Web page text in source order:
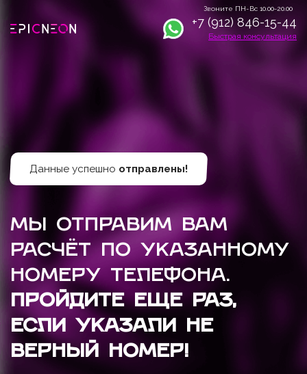
Звоните ПН-Вс 10.00-20.00
+7 (912) 846-15-44
Быстрая консультация
Данные успешно отправлены!
Мы отправим вам
расчёт по указанному
номеру телефона.
Пройдите еще раз,
если указали не
верный номер!